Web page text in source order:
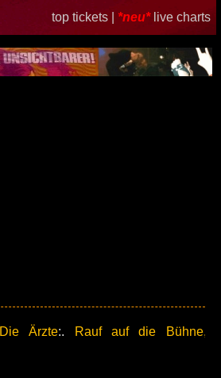
top tickets | *neu* live charts
Die Ärzte:.
Rauf auf die Bühne,